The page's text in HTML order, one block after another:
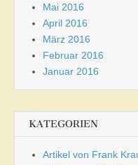
Mai 2016
April 2016
März 2016
Februar 2016
Januar 2016
KATEGORIEN
Artikel von Frank